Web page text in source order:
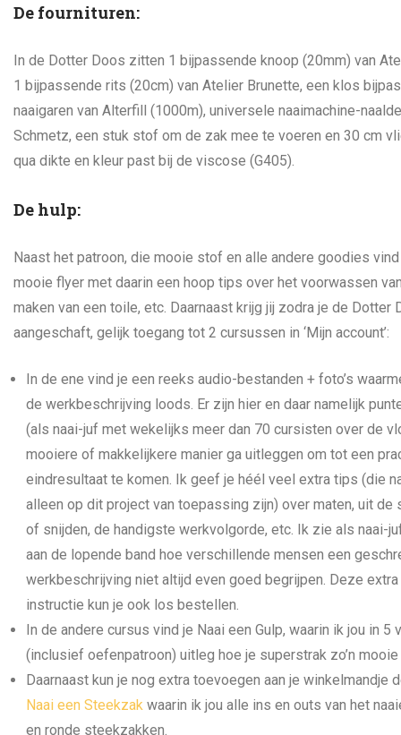
De fournituren:
In de Dotter Doos zitten 1 bijpassende knoop (20mm) van
1 bijpassende rits (20cm) van Atelier Brunette, een klos
naaigaren van Alterfill (1000m), universele naaimachine-
Schmetz, een stuk stof om de zak mee te voeren en 30 cm
qua dikte en kleur past bij de viscose (G405).
De hulp:
Naast het patroon, die mooie stof en alle andere goodies
mooie flyer met daarin een hoop tips over het voorwassen
maken van een toile, etc. Daarnaast krijg jij zodra je de Dotter
aangeschaft, gelijk toegang tot 2 cursussen in ‘Mijn account’:
In de ene vind je een reeks audio-bestanden + foto’s
de werkbeschrijving loods. Er zijn hier en daar namelijk
(als naai-juf met wekelijks meer dan 70 cursisten over de
mooiere of makkelijkere manier ga uitleggen om tot een
eindresultaat te komen. Ik geef je héél veel extra tips (die
alleen op dit project van toepassing zijn) over maten, uit de
of snijden, de handigste werkvolgorde, etc. Ik zie als naai-
aan de lopende band hoe verschillende mensen een
werkbeschrijving niet altijd even goed begrijpen. Deze
instructie kun je ook los bestellen.
In de andere cursus vind je Naai een Gulp, waarin ik jou in 5
(inclusief oefenpatroon) uitleg hoe je superstrak zo’n mooie
Daarnaast kun je nog extra toevoegen aan je winkelmandje
Naai een Steekzak waarin ik jou alle ins en outs van het
en ronde steekzakken.